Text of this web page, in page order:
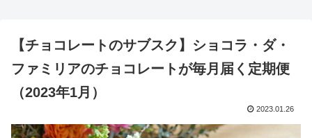
【チョコレートのサブスク】ショコラ・ダ・
ファミリアのチョコレートが毎月届く定期便
（2023年1月）
2023.01.26